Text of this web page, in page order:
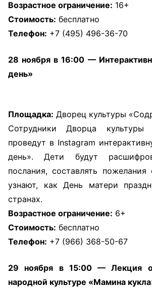
Возрастное ограничение: 16+
Стоимость: бесплатно
Телефон: +7 (495) 496-36-70
28 ноября в 16:00 —
день»
Площадка: Дворец культуры
Сотрудники Дворца культуры
проведут в Instagram
день». Дети будут
послания, составлять
узнают, как День матери
странах.
Возрастное ограничение: 6+
Стоимость: бесплатно
Телефон: +7 (966) 368-50-67
29 ноября в 15:00 — Лекция о
народной культуре «Мамина